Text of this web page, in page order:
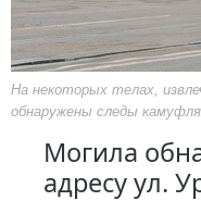
На некоторых телах,
обнаружены следы
Могила
адресу ул.